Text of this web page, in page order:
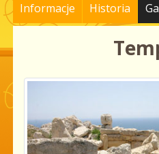
Informacje Historia